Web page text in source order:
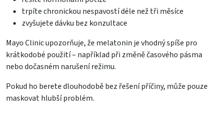
trpíte chronickou nespavostí déle než tři měsíce
zvyšujete dávku bez konzultace
Mayo Clinic upozorňuje, že melatonin je vhodný spíše pro
krátkodobé použití – například při změně časového pásma
nebo dočasném narušení režimu.
Pokud ho berete dlouhodobě bez řešení příčiny, může pouze
maskovat hlubší problém.